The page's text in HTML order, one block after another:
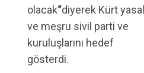
olacak“diyerek Kürt yasal
ve meşru sivil parti ve
kuruluşlarını hedef
gösterdi.